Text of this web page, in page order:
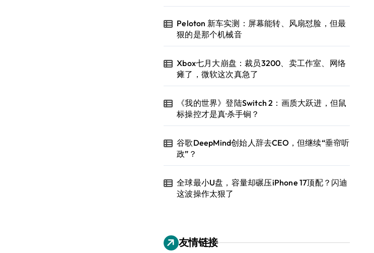
Peloton 新车实测：屏幕能转、风扇怼脸，但最
狠的是那个机械音
Xbox七月大崩盘：裁员3200、卖工作室、网络
瘫了，微软这次真急了
《我的世界》登陆Switch 2：画质大跃进，但鼠
标操控才是真·杀手锏？
谷歌DeepMind创始人辞去CEO，但继续“垂帘听
政”？
全球最小U盘，容量却碾压iPhone 17顶配？闪迪
这波操作太狠了
友情链接